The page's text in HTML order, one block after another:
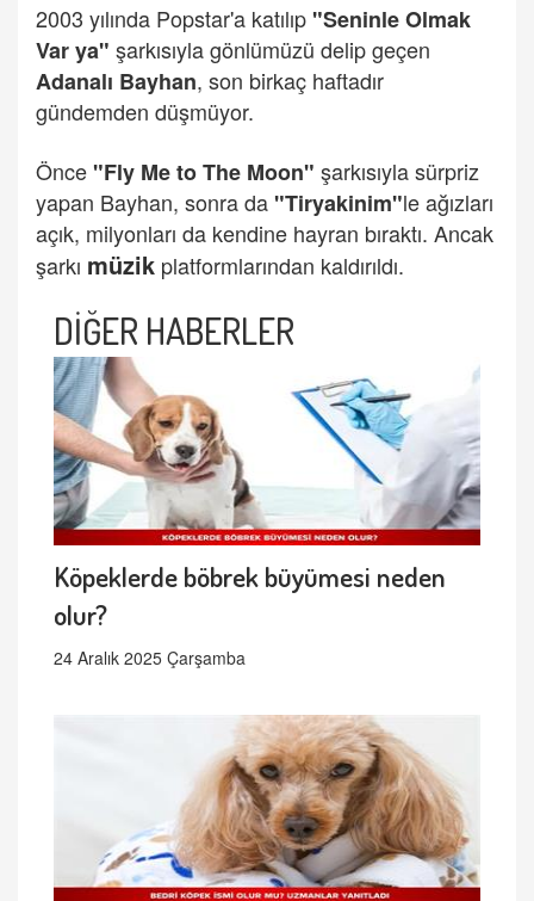
2003 yılında Popstar'a katılıp "Seninle Olmak
Var ya" şarkısıyla gönlümüzü delip geçen
Adanalı Bayhan, son birkaç haftadır
gündemden düşmüyor.
Önce "Fly Me to The Moon" şarkısıyla sürpriz
yapan Bayhan, sonra da "Tiryakinim"le ağızları
açık, milyonları da kendine hayran bıraktı. Ancak
şarkı müzik platformlarından kaldırıldı.
DİĞER HABERLER
Köpeklerde böbrek büyümesi neden
olur?
24 Aralık 2025 Çarşamba